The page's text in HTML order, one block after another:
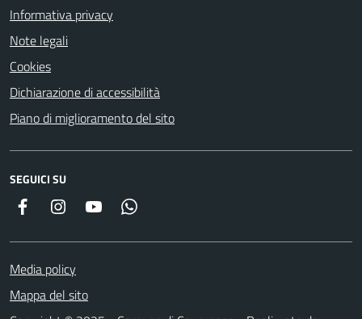
Informativa privacy
Note legali
Cookies
Dichiarazione di accessibilità
Piano di miglioramento del sito
SEGUICI SU
Facebook InstagramYouTube
Media policy
Mappa del sito